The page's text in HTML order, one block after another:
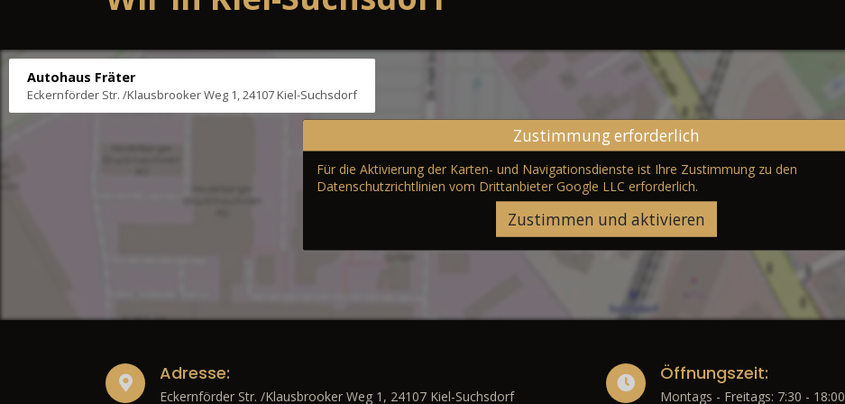
Autohaus Fräter
Eckernförder Str. /Klausbrooker Weg 1, 24107 Kiel-Suchsdorf
Zustimmung erforderlich
Für die Aktivierung der Karten- und Navigationsdienste ist Ihre Zustimmung zu den
Datenschutzrichtlinien vom Drittanbieter Google LLC erforderlich.
Zustimmen und aktivieren
Adresse:
Eckernförder Str. /Klausbrooker Weg 1, 24107 Kiel-Suchsdorf
Öffnungszeit:
Montags - Freitags: 7:30 - 18:00